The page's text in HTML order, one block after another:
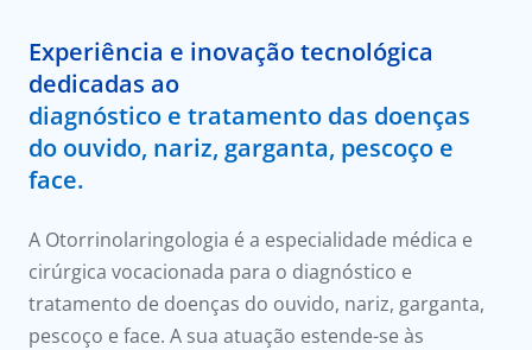
Acordos
Experiência e inovação tecnológica
dedicadas ao
diagnóstico e tratamento das doenças
do ouvido, nariz, garganta, pescoço e
face.
A Otorrinolaringologia é a especialidade médica e
cirúrgica vocacionada para o diagnóstico e
tratamento de doenças do ouvido, nariz, garganta,
pescoço e face. A sua atuação estende-se às